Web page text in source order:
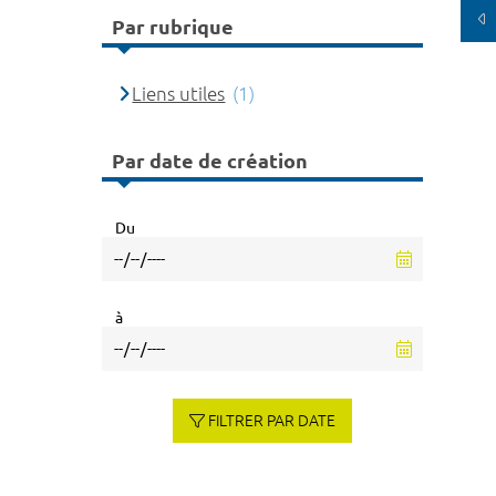
Par rubrique
Liens utiles (1)
Par date de création
Du
à
FILTRER PAR DATE